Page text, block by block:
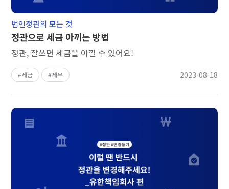
정관으로 세금 아끼는 방법
정관, 잘쓰면 세금을 아낄 수 있어요!
법인정관의 모든 것
세금 세무 2023-08-18